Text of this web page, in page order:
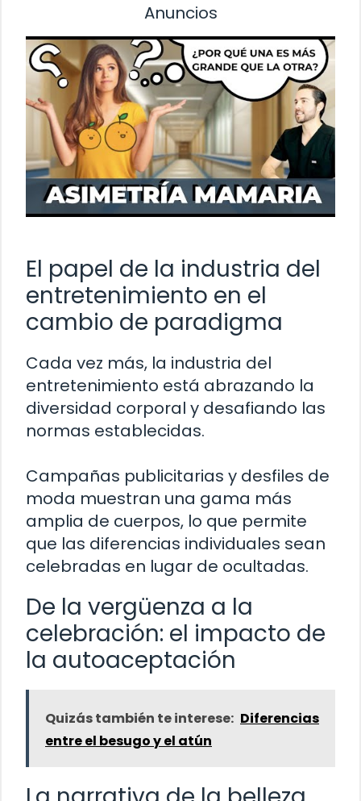
Anuncios
El papel de la industria del
entretenimiento en el
cambio de paradigma
Cada vez más, la industria del
entretenimiento está abrazando la
diversidad corporal y desafiando las
normas establecidas.
Campañas publicitarias y desfiles de
moda muestran una gama más
amplia de cuerpos, lo que permite
que las diferencias individuales sean
celebradas en lugar de ocultadas.
De la vergüenza a la
celebración: el impacto de
la autoaceptación
Quizás también te interese: Diferencias
entre el besugo y el atún